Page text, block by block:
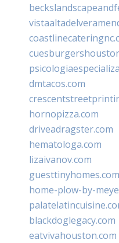
dmtacos.com
hornopizza.com
driveadragster.com
hematologa.com
lizaivanov.com
guesttinyhomes.com
home-plow-by-
blackdoglegacy.com
eatvivahouston.com